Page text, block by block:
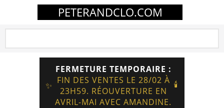
PETERANDCLO.COM
✨
FERMETURE TEMPORAIRE :
FIN DES VENTES LE 28/02 À
23H59. RÉOUVERTURE EN
AVRIL-MAI AVEC AMANDINE.
🕯️